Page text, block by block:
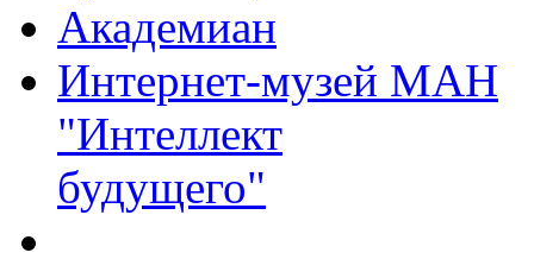
Академиан
Интернет-музей МАН
"Интеллект
будущего"